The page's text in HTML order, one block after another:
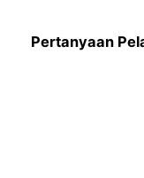
Pertanyaan